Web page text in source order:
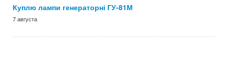
Куплю лампи генераторні ГУ-81М
7 августа